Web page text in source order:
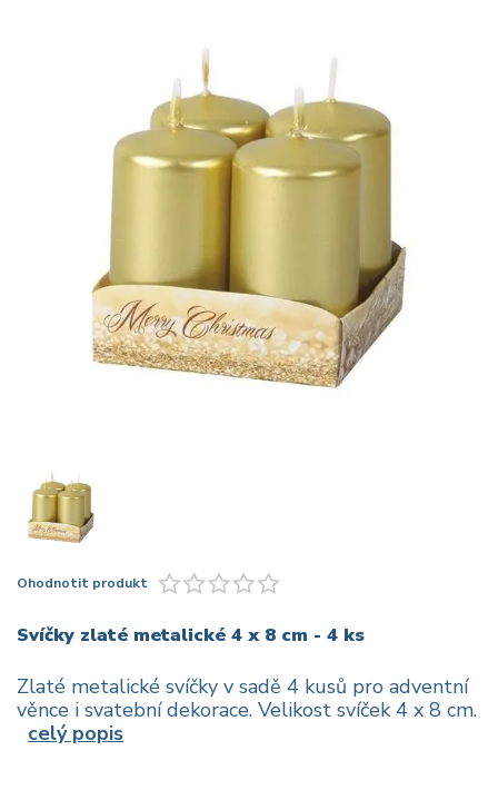
Ohodnotit produkt
Svíčky zlaté metalické 4 x 8 cm - 4 ks
Zlaté metalické svíčky v sadě 4 kusů pro adventní
věnce i svatební dekorace. Velikost svíček 4 x 8 cm.
celý popis